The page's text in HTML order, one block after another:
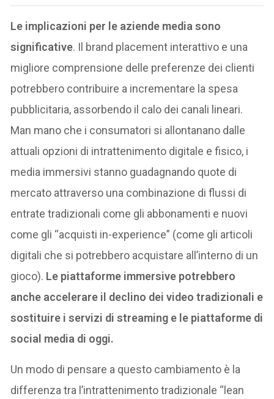
Le implicazioni per le aziende media sono
significative. Il brand placement interattivo e una
migliore comprensione delle preferenze dei clienti
potrebbero contribuire a incrementare la spesa
pubblicitaria, assorbendo il calo dei canali lineari.
Man mano che i consumatori si allontanano dalle
attuali opzioni di intrattenimento digitale e fisico, i
media immersivi stanno guadagnando quote di
mercato attraverso una combinazione di flussi di
entrate tradizionali come gli abbonamenti e nuovi
come gli “acquisti in-experience” (come gli articoli
digitali che si potrebbero acquistare all’interno di un
gioco). Le piattaforme immersive potrebbero
anche accelerare il declino dei video tradizionali e
sostituire i servizi di streaming e le piattaforme di
social media di oggi.
Un modo di pensare a questo cambiamento è la
differenza tra l’intrattenimento tradizionale “lean